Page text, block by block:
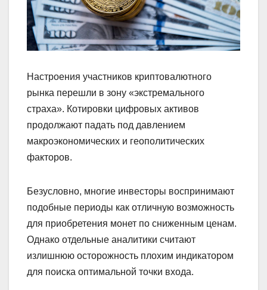
Настроения участников криптовалютного
рынка перешли в зону «экстремального
страха». Котировки цифровых активов
продолжают падать под давлением
макроэкономических и геополитических
факторов.
Безусловно, многие инвесторы воспринимают
подобные периоды как отличную возможность
для приобретения монет по сниженным ценам.
Однако отдельные аналитики считают
излишнюю осторожность плохим индикатором
для поиска оптимальной точки входа.